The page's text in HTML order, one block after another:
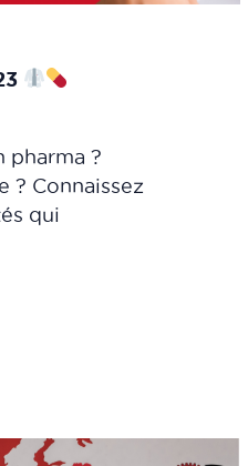
pharma ?
? Connaissez
qui